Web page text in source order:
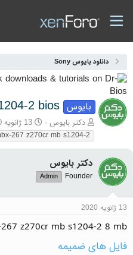
دانلود بایوس Sony
بایوس mb s1204-2 bios
آغازگر گفتمان
دکتر بایوس تاریخ
13 ژانویه 2020
267 z270cr mb s1204-2
دکتر بایوس
Founder
Admin
13 ژانویه 2020
z270cr mb s1204-2 8 mb
فایل های ضمیمه